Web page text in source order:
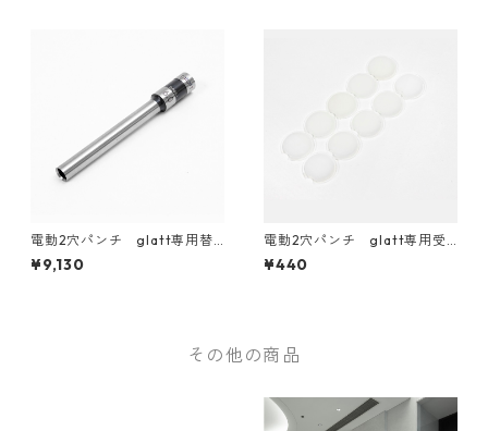
電動2穴パンチ glatt専用替
刃
¥9,130
電動2穴パンチ glatt専用受
板
¥440
その他の商品